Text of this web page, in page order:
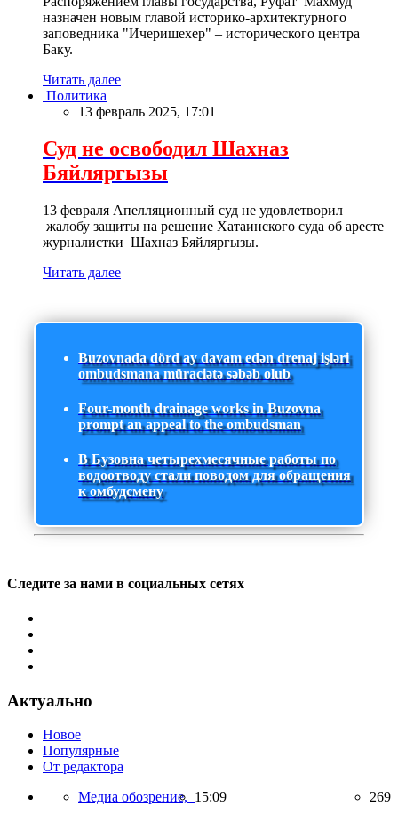
назначен новым главой историко-архитектурного
заповедника "Ичеришехер" – исторического центра
Баку.
Читать далее
Политика
13 февраль 2025, 17:01
Суд не освободил Шахназ
Бяйляргызы
13 февраля Апелляционный суд не удовлетворил
жалобу защиты на решение Хатаинского суда об аресте
журналистки Шахназ Бяйляргызы.
Читать далее
Buzovnada dörd ay davam edən drenaj işləri
ombudsmana müraciətə səbəb olub
Four-month drainage works in Buzovna
prompt an appeal to the ombudsman
В Бузовна четырехмесячные работы по
водоотводу стали поводом для обращения
к омбудсмену
Следите за нами в социальных сетях
Актуально
Новое
Популярные
От редактора
Медиа обозрение, 15:09 269